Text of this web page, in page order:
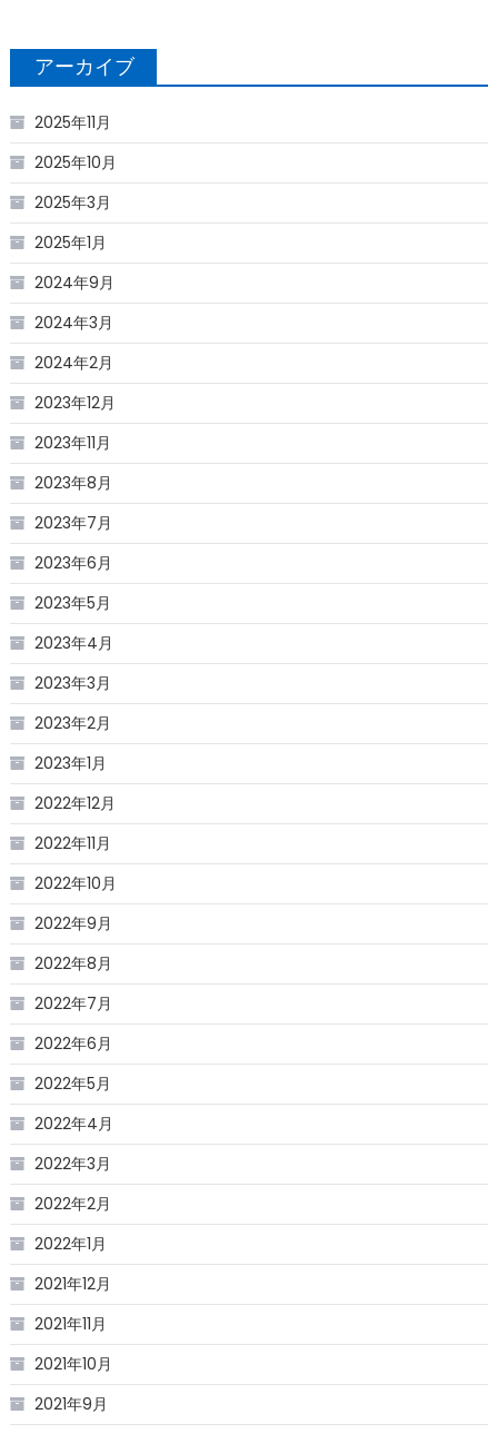
アーカイブ
2025年11月
2025年10月
2025年3月
2025年1月
2024年9月
2024年3月
2024年2月
2023年12月
2023年11月
2023年8月
2023年7月
2023年6月
2023年5月
2023年4月
2023年3月
2023年2月
2023年1月
2022年12月
2022年11月
2022年10月
2022年9月
2022年8月
2022年7月
2022年6月
2022年5月
2022年4月
2022年3月
2022年2月
2022年1月
2021年12月
2021年11月
2021年10月
2021年9月